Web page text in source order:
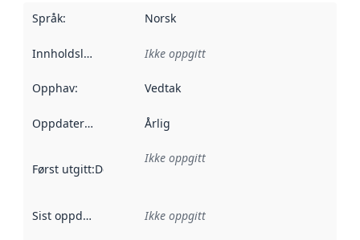
Språk: Norsk
Innholdsleverandører :
Ikke oppgitt
Opphav: Vedtak
Oppdateringsfrekvens :
Årlig
Først utgitt:Denne datoen sier når dataene i dette
Ikke oppgitt
Sist oppdatert Ikke oppgitt